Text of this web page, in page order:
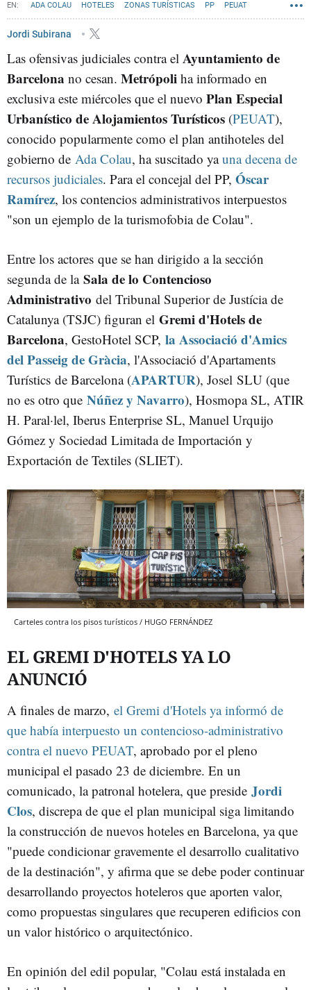
ADA COLAU HOTELES ZONAS TURÍSTICAS PP PEUAT
AYUNTAMIENTO DE BARCELONA
Jordi Subirana
Las ofensivas judiciales contra el Ayuntamiento de
Barcelona no cesan. Metrópoli ha informado en
exclusiva este miércoles que el nuevo Plan Especial
Urbanístico de Alojamientos Turísticos (PEUAT),
conocido popularmente como el plan antihoteles del
gobierno de Ada Colau, ha suscitado yauna decena de
recursos judiciales. Para el concejal del PP, Óscar
Ramírez, los contencios administrativos interpuestos
"son un ejemplo de la turismofobia de Colau".
Entre los actores que se han dirigido a la sección
segunda de la Sala de lo Contencioso
Administrativo del Tribunal Superior de Justícia de
Catalunya (TSJC) figuran el Gremi d'Hotels de
Barcelona, GestoHotel SCP, la Associació d'Amics
del Passeig de Gràcia, l'Associació d'Apartaments
Turístics de Barcelona (APARTUR), Josel SLU (que
no es otro que Núñez y Navarro), Hosmopa SL, ATIR
H. Paral·lel, Iberus Enterprise SL, Manuel Urquijo
Gómez y Sociedad Limitada de Importación y
Exportación de Textiles (SLIET).
Carteles contra los pisos turísticos / HUGO FERNÁNDEZ
EL GREMI D'HOTELS YA LO
ANUNCIÓ
A finales de marzo, el Gremi d'Hotels ya informó de
que había interpuesto un contencioso-administrativo
contra el nuevo PEUAT, aprobado por el pleno
municipal el pasado 23 de diciembre. En un
comunicado, la patronal hotelera, que preside Jordi
Clos, discrepa de que el plan municipal siga limitando
la construcción de nuevos hoteles en Barcelona, ya que
"puede condicionar gravemente el desarrollo cualitativo
de la destinación", y afirma que se debe poder continuar
desarrollando proyectos hoteleros que aporten valor,
como propuestas singulares que recuperen edificios con
un valor histórico o arquitectónico.
En opinión del edil popular, "Colau está instalada en